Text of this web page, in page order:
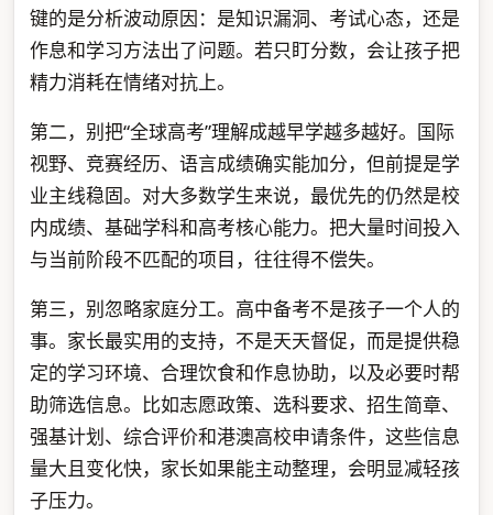
键的是分析波动原因：是知识漏洞、考试心态，还是
作息和学习方法出了问题。若只盯分数，会让孩子把
精力消耗在情绪对抗上。
第二，别把“全球高考”理解成越早学越多越好。国际
视野、竞赛经历、语言成绩确实能加分，但前提是学
业主线稳固。对大多数学生来说，最优先的仍然是校
内成绩、基础学科和高考核心能力。把大量时间投入
与当前阶段不匹配的项目，往往得不偿失。
第三，别忽略家庭分工。高中备考不是孩子一个人的
事。家长最实用的支持，不是天天督促，而是提供稳
定的学习环境、合理饮食和作息协助，以及必要时帮
助筛选信息。比如志愿政策、选科要求、招生简章、
强基计划、综合评价和港澳高校申请条件，这些信息
量大且变化快，家长如果能主动整理，会明显减轻孩
子压力。